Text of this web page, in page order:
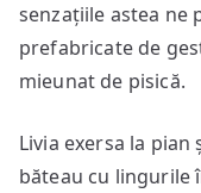
senzațiile astea ne
prefabricate de
mieunat de pisică.
Livia exersa la pian
băteau cu lingurile